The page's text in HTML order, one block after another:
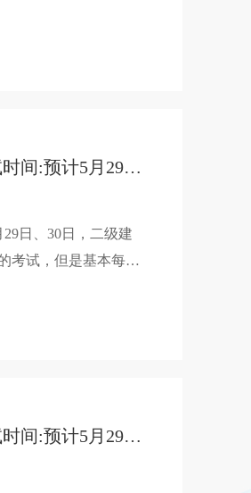
2021年云南二建考试时间:预计5月29-30日
日、30日，二级建
考试，但是基本每年
测2021年云南二建考
2021年重庆二建考试时间:预计5月29-30日